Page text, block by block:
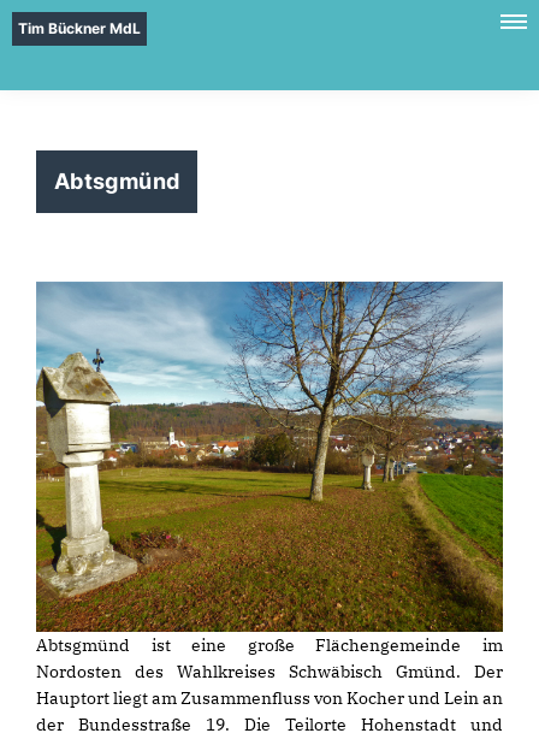
Tim Bückner MdL
Abtsgmünd
Abtsgmünd ist eine große Flächengemeinde im
Nordosten des Wahlkreises Schwäbisch Gmünd. Der
Hauptort liegt am Zusammenfluss von Kocher und Lein an
der Bundesstraße 19. Die Teilorte Hohenstadt und